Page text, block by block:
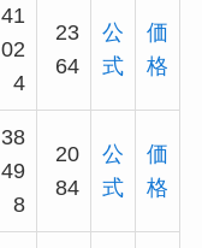
41
02
4
23
64
公
式
価
格
38
49
8
20
84
公
式
価
格